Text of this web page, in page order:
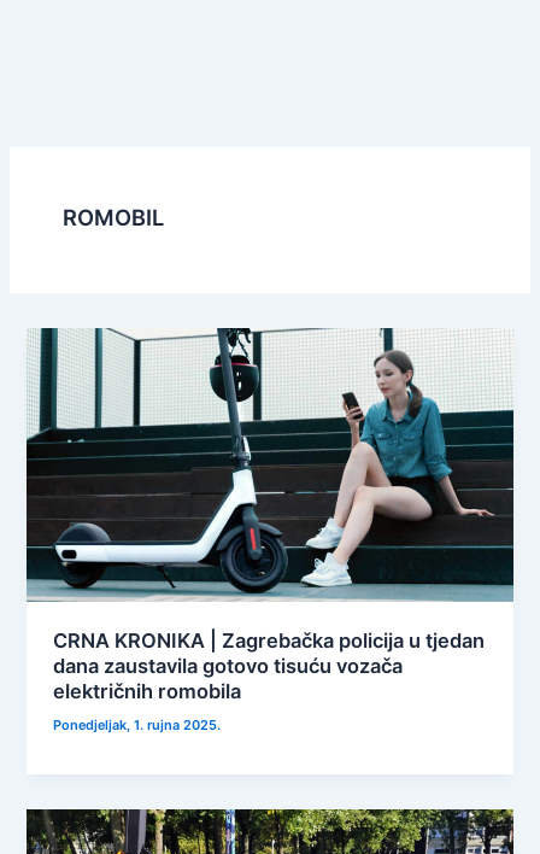
ROMOBIL
CRNA KRONIKA | Zagrebačka policija u tjedan
dana zaustavila gotovo tisuću vozača
električnih romobila
Ponedjeljak, 1. rujna 2025.